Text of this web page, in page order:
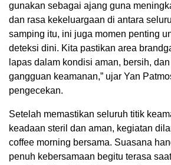
gunakan sebagai ajang guna
dan rasa kekeluargaan di antara
samping itu, ini juga momen penting
deteksi dini. Kita pastikan area
lapas dalam kondisi aman, bersih,
gangguan keamanan,” ujar Yan
pengecekan.
Setelah memastikan seluruh titik
keadaan steril dan aman, kegiatan
coffee morning bersama. Suasana
penuh kebersamaan begitu terasa